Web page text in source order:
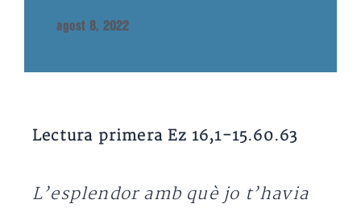
agost 8, 2022
Lectura primera Ez 16,1-15.60.63
L’esplendor amb què jo t’havia